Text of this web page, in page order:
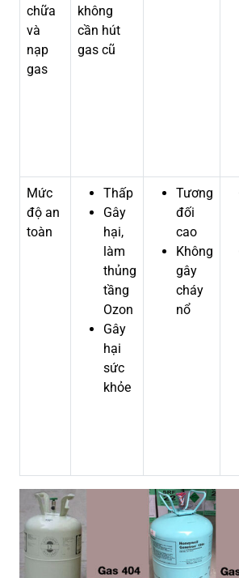
chữa
và
nạp
gas
không
cần hút
gas cũ
Mức
độ an
toàn
Thấp
Gây
hại,
làm
thủng
tầng
Ozon
Gây
hại
sức
khỏe
Tương
đối
cao
Không
gây
cháy
nổ